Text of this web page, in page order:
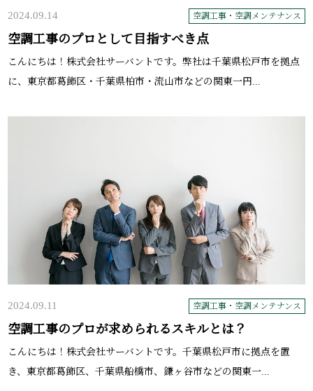
2024.09.14 空調工事・空調メンテナンス
空調工事のプロとして目指すべき点
こんにちは！株式会社サーバントです。弊社は千葉県松戸市を拠点
に、東京都葛飾区・千葉県柏市・流山市などの関東一円...
2024.09.11 空調工事・空調メンテナンス
空調工事のプロが求められるスキルとは？
こんにちは！株式会社サーバントです。千葉県松戸市に拠点を置
き、東京都葛飾区、千葉県船橋市、鎌ヶ谷市などの関東一...